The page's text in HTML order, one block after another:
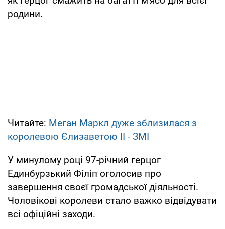
родини.
Читайте: Меган Маркл дуже зблизилася з
королевою Єлизаветою II - ЗМІ
У минулому році 97-річний герцог
Единбурзький Філіп оголосив про
завершення своєї громадської діяльності.
Чоловікові королеви стало важко відвідувати
всі офіційні заходи.